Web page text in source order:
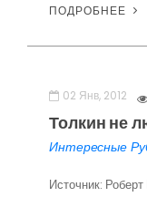
ПОДРОБНЕЕ
02 Янв, 2012
Толкин не
Интересные
Источник: